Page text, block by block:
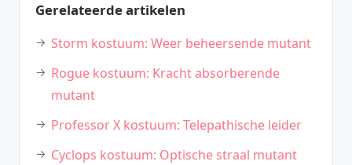
Gerelateerde artikelen
Storm kostuum: Weer beheersende mutant
Rogue kostuum: Kracht absorberende
mutant
Professor X kostuum: Telepathische leider
Cyclops kostuum: Optische straal mutant